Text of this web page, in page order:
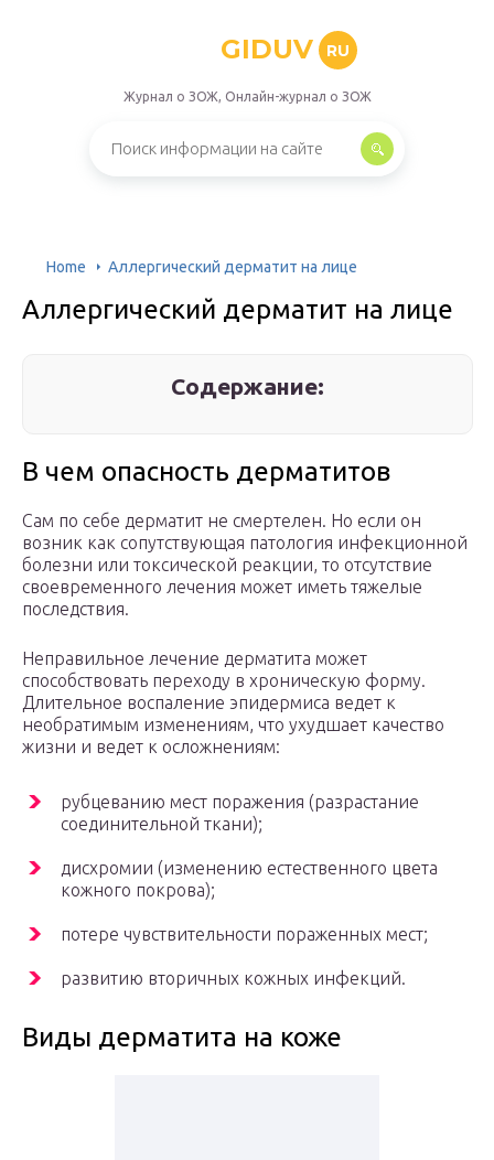
GIDUV RU
Журнал о ЗОЖ, Онлайн-журнал о ЗОЖ
Home Аллергический дерматит на лице
Аллергический дерматит на лице
Содержание:
В чем опасность дерматитов
Сам по себе дерматит не смертелен. Но если он
возник как сопутствующая патология инфекционной
болезни или токсической реакции, то отсутствие
своевременного лечения может иметь тяжелые
последствия.
Неправильное лечение дерматита может
способствовать переходу в хроническую форму.
Длительное воспаление эпидермиса ведет к
необратимым изменениям, что ухудшает качество
жизни и ведет к осложнениям:
рубцеванию мест поражения (разрастание
соединительной ткани);
дисхромии (изменению естественного цвета
кожного покрова);
потере чувствительности пораженных мест;
развитию вторичных кожных инфекций.
Виды дерматита на коже